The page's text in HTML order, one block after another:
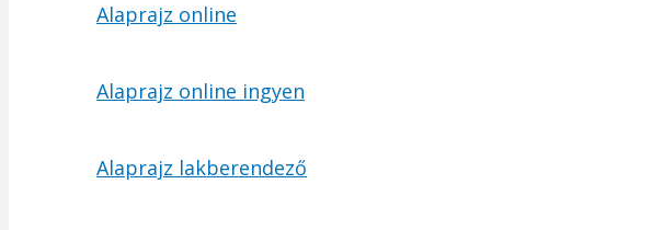
Alaprajz online
Alaprajz online ingyen
Alaprajz lakberendező